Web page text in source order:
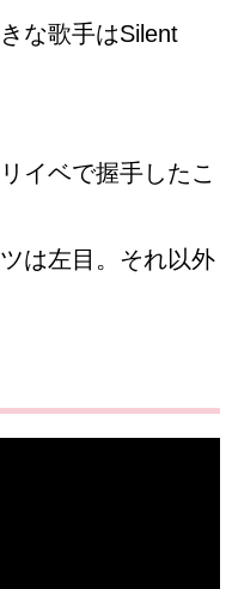
な歌手はSilent
イベで握手したこ
は左目。それ以外